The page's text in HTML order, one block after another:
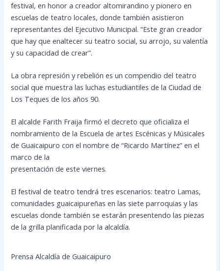
festival, en honor a creador altomirandino y pionero en
escuelas de teatro locales, donde también asistieron
representantes del Ejecutivo Municipal. “Este gran creador
que hay que enaltecer su teatro social, su arrojo, su valentía
y su capacidad de crear”.
La obra represión y rebelión es un compendio del teatro
social que muestra las luchas estudiantiles de la Ciudad de
Los Teques de los años 90.
El alcalde Farith Fraija firmó el decreto que oficializa el
nombramiento de la Escuela de artes Escénicas y Músicales
de Guaicaipuro con el nombre de “Ricardo Martínez” en el
marco de la
presentación de este viernes.
El festival de teatro tendrá tres escenarios: teatro Lamas,
comunidades guaicaipureñas en las siete parroquias y las
escuelas donde también se estarán presentendo las piezas
de la grilla planificada por la alcaldía.
Prensa Alcaldía de Guaicaipuro